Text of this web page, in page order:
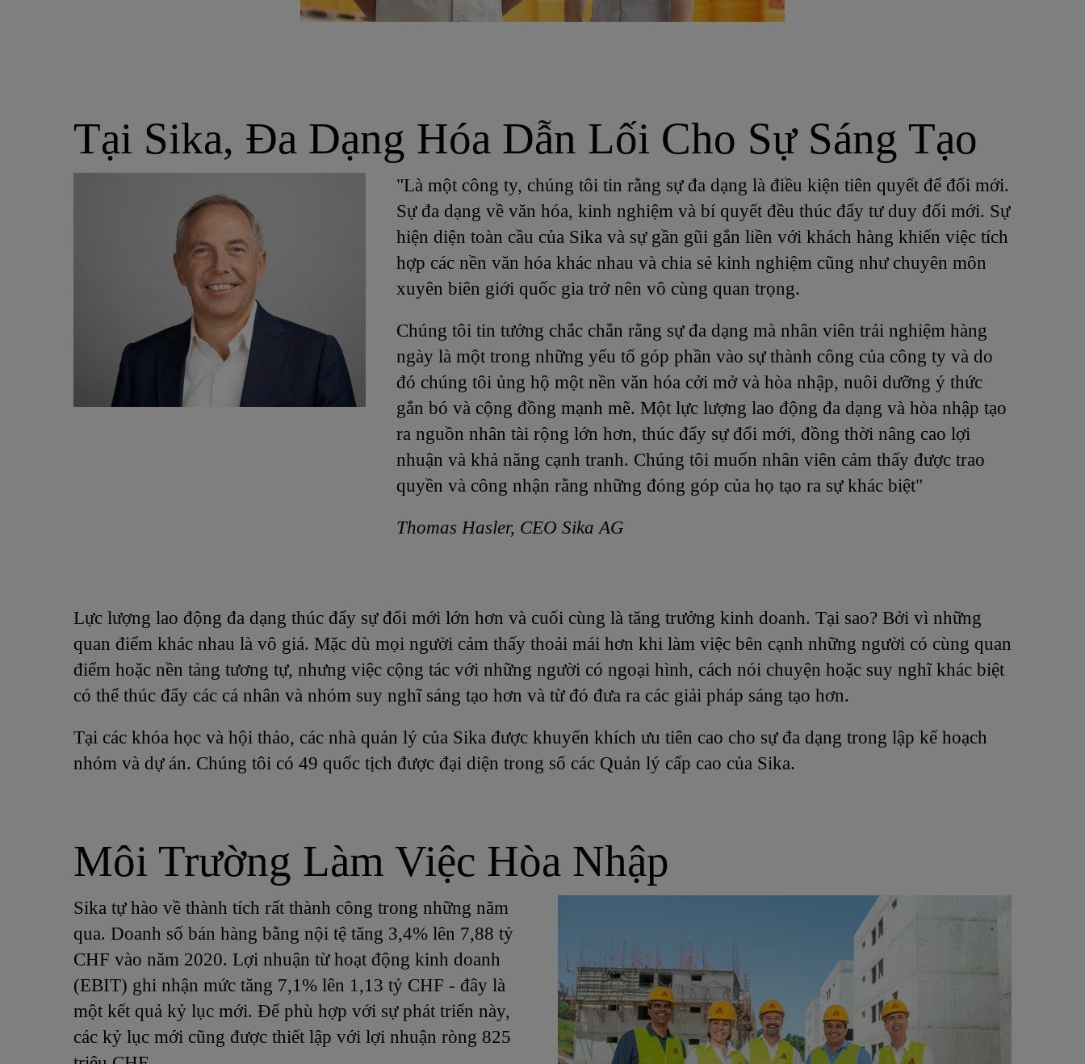
Tại Sika, Đa Dạng Hóa Dẫn Lối Cho Sự Sáng Tạo
"Là một công ty, chúng tôi tin rằng sự đa dạng là điều kiện tiên quyết để đổi mới.
Sự đa dạng về văn hóa, kinh nghiệm và bí quyết đều thúc đẩy tư duy đổi mới. Sự
hiện diện toàn cầu của Sika và sự gần gũi gắn liền với khách hàng khiến việc tích
hợp các nền văn hóa khác nhau và chia sẻ kinh nghiệm cũng như chuyên môn
xuyên biên giới quốc gia trở nên vô cùng quan trọng.
Chúng tôi tin tưởng chắc chắn rằng sự đa dạng mà nhân viên trải nghiệm hàng
ngày là một trong những yếu tố góp phần vào sự thành công của công ty và do
đó chúng tôi ủng hộ một nền văn hóa cởi mở và hòa nhập, nuôi dưỡng ý thức
gắn bó và cộng đồng mạnh mẽ. Một lực lượng lao động đa dạng và hòa nhập tạo
ra nguồn nhân tài rộng lớn hơn, thúc đẩy sự đổi mới, đồng thời nâng cao lợi
nhuận và khả năng cạnh tranh. Chúng tôi muốn nhân viên cảm thấy được trao
quyền và công nhận rằng những đóng góp của họ tạo ra sự khác biệt"
Thomas Hasler, CEO Sika AG
Lực lượng lao động đa dạng thúc đẩy sự đổi mới lớn hơn và cuối cùng là tăng trưởng kinh doanh. Tại sao? Bởi vì những
quan điểm khác nhau là vô giá. Mặc dù mọi người cảm thấy thoải mái hơn khi làm việc bên cạnh những người có cùng quan
điểm hoặc nền tảng tương tự, nhưng việc cộng tác với những người có ngoại hình, cách nói chuyện hoặc suy nghĩ khác biệt
có thể thúc đẩy các cá nhân và nhóm suy nghĩ sáng tạo hơn và từ đó đưa ra các giải pháp sáng tạo hơn.
Tại các khóa học và hội thảo, các nhà quản lý của Sika được khuyến khích ưu tiên cao cho sự đa dạng trong lập kế hoạch
nhóm và dự án. Chúng tôi có 49 quốc tịch được đại diện trong số các Quản lý cấp cao của Sika.
Môi Trường Làm Việc Hòa Nhập
Sika tự hào về thành tích rất thành công trong những năm
qua. Doanh số bán hàng bằng nội tệ tăng 3,4% lên 7,88 tỷ
CHF vào năm 2020. Lợi nhuận từ hoạt động kinh doanh
(EBIT) ghi nhận mức tăng 7,1% lên 1,13 tỷ CHF - đây là
một kết quả kỷ lục mới. Để phù hợp với sự phát triển này,
các kỷ lục mới cũng được thiết lập với lợi nhuận ròng 825